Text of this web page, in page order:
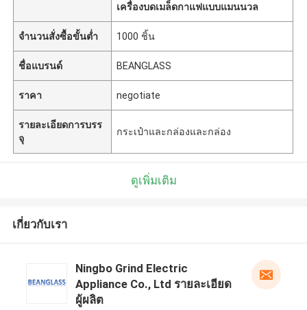
เครื่องบดเมล็ดกาแฟแบบแมนนวล
จำนวนสั่งซื้อขั้นต่ำ 1000 ชิ้น
ชื่อแบรนด์ BEANGLASS
ราคา negotiate
รายละเอียดการบรร
จุ
กระเป๋าและกล่องและกล่อง
ดูเพิ่มเติม
เกี่ยวกับเรา
Ningbo Grind Electric
Appliance Co., Ltd รายละเอียด
ผู้ผลิต